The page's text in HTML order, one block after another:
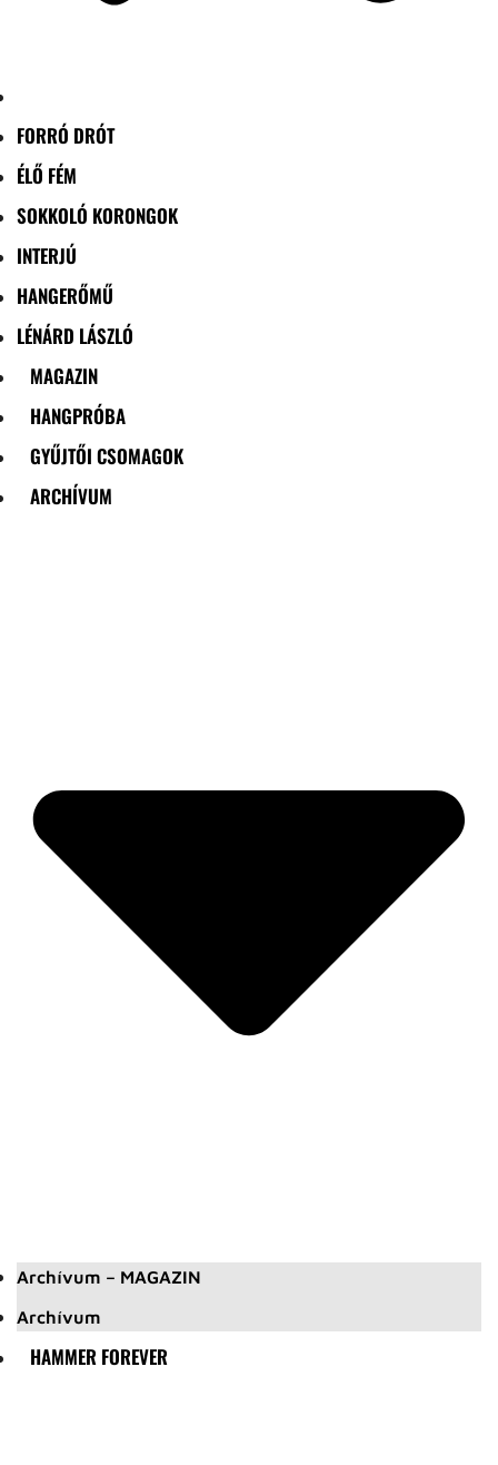
FORRÓ DRÓT
ÉLŐ FÉM
SOKKOLÓ KORONGOK
INTERJÚ
HANGERŐMŰ
LÉNÁRD LÁSZLÓ
MAGAZIN
HANGPRÓBA
GYŰJTŐI CSOMAGOK
ARCHÍVUM
Archívum – MAGAZIN
Archívum
HAMMER FOREVER